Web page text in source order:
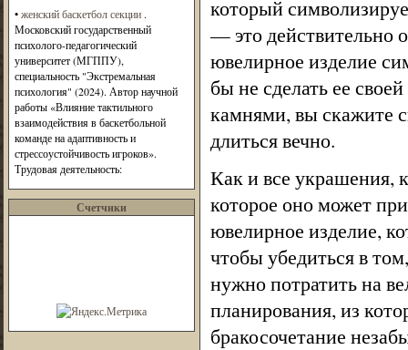
•женский баскетбол секции.
Московский государственный
психолого-педагогический
университет (МГППУ),
специальность "Экстремальная
психология" (2024). Автор научной
работы «Влияние тактильного
взаимодействия в баскетбольной
команде на адаптивность и
стрессоустойчивость игроков».
Трудовая деятельность:
Счетчики
который
— это действительно
ювелирное изделие
бы не сделать ее
камнями, вы скажите
длиться вечно.
Как и все украшения,
которое оно может
ювелирное изделие,
чтобы убедиться в
нужно потратить на
планирования, из
бракосочетание